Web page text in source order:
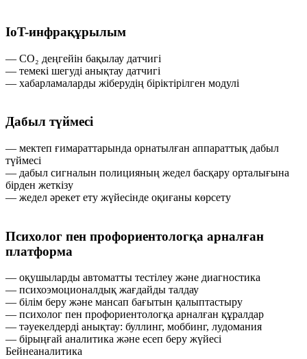
IoT-инфрақұрылым
— CO₂ деңгейін бақылау датчигі
— темекі шегуді анықтау датчигі
— хабарламаларды жіберудің біріктірілген модулі
Дабыл түймесі
— мектеп ғимараттарында орнатылған аппараттық дабыл
түймесі
— дабыл сигналын полицияның жедел басқару орталығына
бірден жеткізу
— жедел әрекет ету жүйесінде оқиғаны көрсету
Психолог пен профориентологқа арналған
платформа
— оқушыларды автоматты тестілеу және диагностика
— психоэмоционалдық жағдайды талдау
— білім беру және мансап бағытын қалыптастыру
— психолог пен профориентологқа арналған құралдар
— тәуекелдерді анықтау: буллинг, моббинг, лудомания
— бірыңғай аналитика және есеп беру жүйесі
Бейнеаналитика